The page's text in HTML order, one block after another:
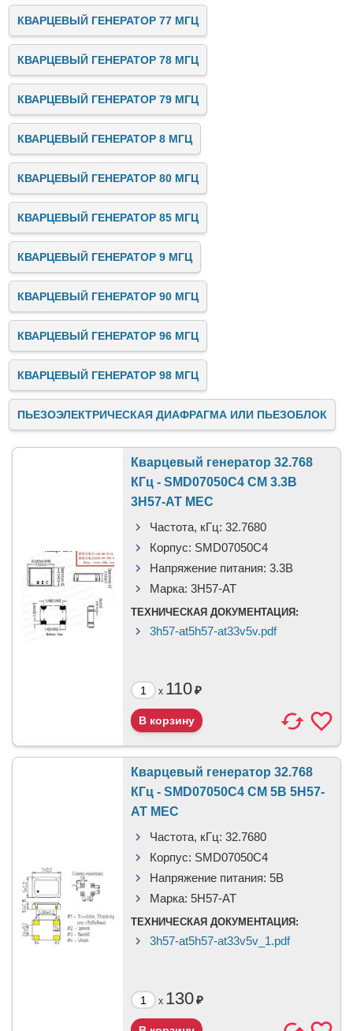
КВАРЦЕВЫЙ ГЕНЕРАТОР 77 МГЦ
КВАРЦЕВЫЙ ГЕНЕРАТОР 78 МГЦ
КВАРЦЕВЫЙ ГЕНЕРАТОР 79 МГЦ
КВАРЦЕВЫЙ ГЕНЕРАТОР 8 МГЦ
КВАРЦЕВЫЙ ГЕНЕРАТОР 80 МГЦ
КВАРЦЕВЫЙ ГЕНЕРАТОР 85 МГЦ
КВАРЦЕВЫЙ ГЕНЕРАТОР 9 МГЦ
КВАРЦЕВЫЙ ГЕНЕРАТОР 90 МГЦ
КВАРЦЕВЫЙ ГЕНЕРАТОР 96 МГЦ
КВАРЦЕВЫЙ ГЕНЕРАТОР 98 МГЦ
ПЬЕЗОЭЛЕКТРИЧЕСКАЯ ДИАФРАГМА ИЛИ ПЬЕЗОБЛОК
Кварцевый генератор 32.768
КГц - SMD07050C4 CM 3.3В
3H57-AT MEC
Частота, кГц: 32.7680
Корпус: SMD07050C4
Напряжение питания: 3.3В
Марка: 3H57-AT
ТЕХНИЧЕСКАЯ ДОКУМЕНТАЦИЯ:
3h57-at5h57-at33v5v.pdf
x 110₽
Кварцевый генератор 32.768
КГц - SMD07050C4 CM 5В 5H57-
AT MEC
Частота, кГц: 32.7680
Корпус: SMD07050C4
Напряжение питания: 5В
Марка: 5H57-AT
ТЕХНИЧЕСКАЯ ДОКУМЕНТАЦИЯ:
3h57-at5h57-at33v5v_1.pdf
x 130₽